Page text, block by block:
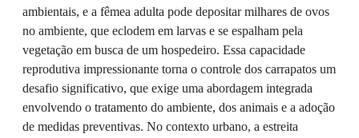
ambientais, e a fêmea adulta pode depositar milhares de ovos
no ambiente, que eclodem em larvas e se espalham pela
vegetação em busca de um hospedeiro. Essa capacidade
reprodutiva impressionante torna o controle dos carrapatos um
desafio significativo, que exige uma abordagem integrada
envolvendo o tratamento do ambiente, dos animais e a adoção
de medidas preventivas. No contexto urbano, a estreita